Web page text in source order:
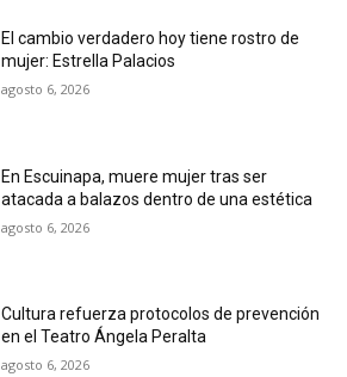
El cambio verdadero hoy tiene rostro de
mujer: Estrella Palacios
agosto 6, 2026
En Escuinapa, muere mujer tras ser
atacada a balazos dentro de una estética
agosto 6, 2026
Cultura refuerza protocolos de prevención
en el Teatro Ángela Peralta
agosto 6, 2026